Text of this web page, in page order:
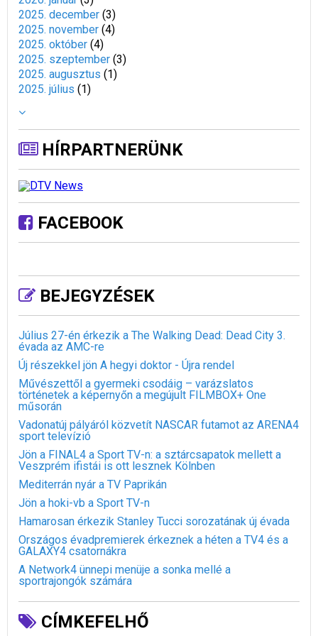
2025. december (3)
2025. november (4)
2025. október (4)
2025. szeptember (3)
2025. augusztus (1)
2025. július (1)
HÍRPARTNERÜNK
FACEBOOK
BEJEGYZÉSEK
Július 27-én érkezik a The Walking Dead: Dead City 3.
évada az AMC-re
Új részekkel jön A hegyi doktor - Újra rendel
Művészettől a gyermeki csodáig – varázslatos
történetek a képernyőn a megújult FILMBOX+ One
műsorán
Vadonatúj pályáról közvetít NASCAR futamot az ARENA4
sport televízió
Jön a FINAL4 a Sport TV-n: a sztárcsapatok mellett a
Veszprém ifistái is ott lesznek Kölnben
Mediterrán nyár a TV Paprikán
Jön a hoki-vb a Sport TV-n
Hamarosan érkezik Stanley Tucci sorozatának új évada
Országos évadpremierek érkeznek a héten a TV4 és a
GALAXY4 csatornákra
A Network4 ünnepi menüje a sonka mellé a
sportrajongók számára
CÍMKEFELHŐ